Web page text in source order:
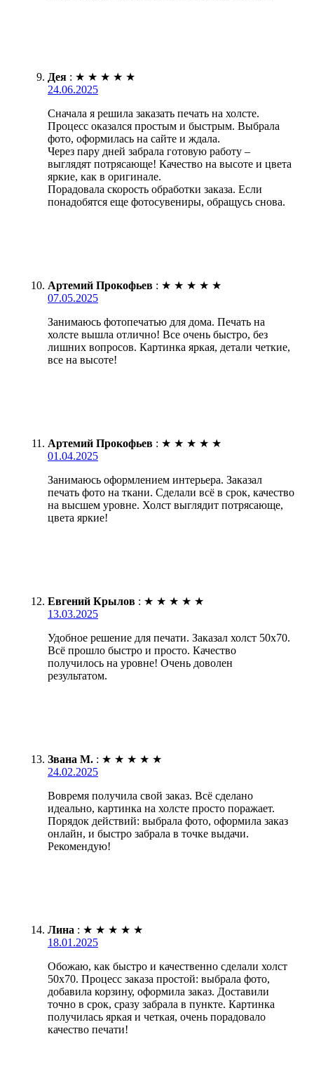
Дея : ★ ★ ★ ★ ★
24.06.2025
Сначала я решила заказать печать на холсте.
Процесс оказался простым и быстрым. Выбрала
фото, оформилась на сайте и ждала.
Через пару дней забрала готовую работу –
выглядят потрясающе! Качество на высоте и цвета
яркие, как в оригинале.
Порадовала скорость обработки заказа. Если
понадобятся еще фотосувениры, обращусь снова.
Артемий Прокофьев : ★ ★ ★ ★ ★
07.05.2025
Занимаюсь фотопечатью для дома. Печать на
холсте вышла отлично! Все очень быстро, без
лишних вопросов. Картинка яркая, детали четкие,
все на высоте!
Артемий Прокофьев : ★ ★ ★ ★ ★
01.04.2025
Занимаюсь оформлением интерьера. Заказал
печать фото на ткани. Сделали всё в срок, качество
на высшем уровне. Холст выглядит потрясающе,
цвета яркие!
Евгений Крылов : ★ ★ ★ ★ ★
13.03.2025
Удобное решение для печати. Заказал холст 50х70.
Всё прошло быстро и просто. Качество
получилось на уровне! Очень доволен
результатом.
Звана М. : ★ ★ ★ ★ ★
24.02.2025
Вовремя получила свой заказ. Всё сделано
идеально, картинка на холсте просто поражает.
Порядок действий: выбрала фото, оформила заказ
онлайн, и быстро забрала в точке выдачи.
Рекомендую!
Лина : ★ ★ ★ ★ ★
18.01.2025
Обожаю, как быстро и качественно сделали холст
50х70. Процесс заказа простой: выбрала фото,
добавила корзину, оформила заказ. Доставили
точно в срок, сразу забрала в пункте. Картинка
получилась яркая и четкая, очень порадовало
качество печати!